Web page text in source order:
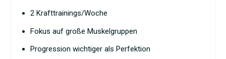
2 Krafttrainings/Woche
Fokus auf große Muskelgruppen
Progression wichtiger als Perfektion